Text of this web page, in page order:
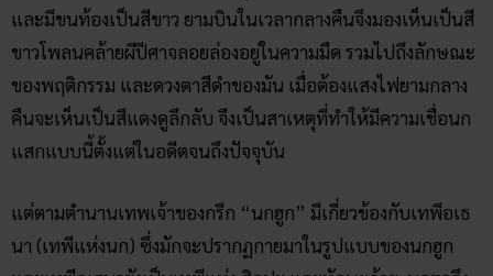
และมีขนท้องเป็นสีขาว ยามบินในเวลากลางคืนจึงมองเห็นเป็นสี
ขาวโพลนคล้ายผีปีศาจลอยล่องอยู่ในความมืด รวมไปถึงลักษณะ
ของพฤติกรรม และดวงตาสีดำของมัน เมื่อต้องแสงไฟยามกลาง
คืนจะเห็นเป็นสีแดงดูลึกลับ จึงเป็นสาเหตุที่ทำให้มีความเชื่อนก
แสกแบบนี้ตั้งแต่ในอดีตจนถึงปัจจุบัน
แต่ตามตำนานเทพเจ้าของกรีก “นกฮูก” มีเกี่ยวข้องกับเทพีอเธ
นา (เทพีแห่งนก) ซึ่งมักจะปรากฏกายมาในรูปแบบของนกฮูก